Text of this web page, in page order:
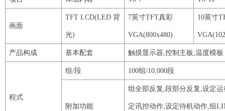
画面
TFT LCD(LED 背
光)
7英寸TFT真彩
VGA(800x480)
10英寸
VGA(
产品构成 基本配套 触摸显示器,控制主板,温度模板
程式
组/段 100组/10,000段
附加功能
组全部反复 ,段部分反复,设定
定讯控动作,设定待机动作,组